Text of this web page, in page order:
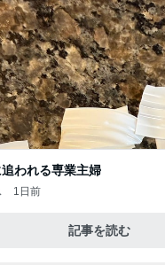
われる専業主婦
1日前
記事を読む